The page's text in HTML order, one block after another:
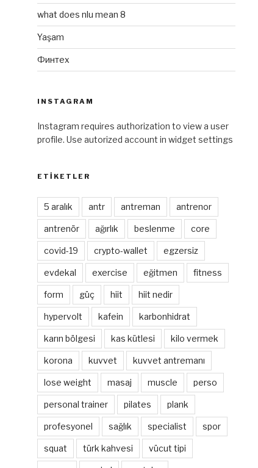
what does nlu mean 8
Yaşam
Финтех
INSTAGRAM
Instagram requires authorization to view a user
profile. Use autorized account in widget settings
ETIKETLER
5 aralık antr antreman antrenor
antrenör ağırlık beslenme core
covid-19 crypto-wallet egzersiz
evdekal exercise eğitmen fitness
form güç hiit hiit nedir
hypervolt kafein karbonhidrat
karın bölgesi kas kütlesi kilo vermek
korona kuvvet kuvvet antremanı
lose weight masaj muscle perso
personal trainer pilates plank
profesyonel sağlık specialist spor
squat türk kahvesi vücut tipi